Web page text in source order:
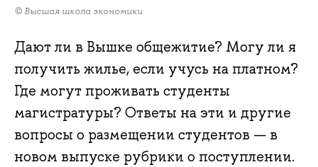
© Высшая школа экономики
Дают ли в Вышке общежитие? Могу ли я
получить жилье, если учусь на платном?
Где могут проживать студенты
магистратуры? Ответы на эти и другие
вопросы о размещении студентов — в
новом выпуске рубрики о поступлении.